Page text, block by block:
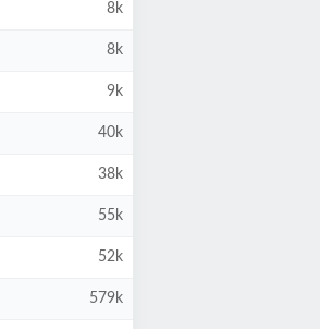
8k
8k
9k
40k
38k
55k
52k
579k